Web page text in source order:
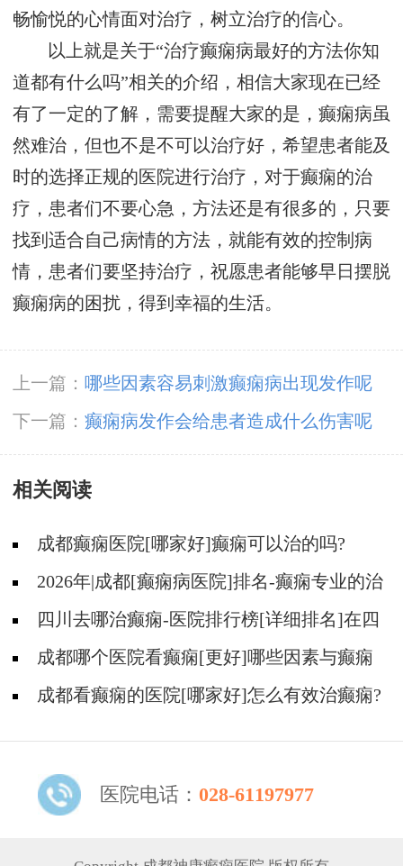
畅愉悦的心情面对治疗，树立治疗的信心。
以上就是关于“治疗癫痫病最好的方法你知
道都有什么吗”相关的介绍，相信大家现在已经
有了一定的了解，需要提醒大家的是，癫痫病虽
然难治，但也不是不可以治疗好，希望患者能及
时的选择正规的医院进行治疗，对于癫痫的治
疗，患者们不要心急，方法还是有很多的，只要
找到适合自己病情的方法，就能有效的控制病
情，患者们要坚持治疗，祝愿患者能够早日摆脱
癫痫病的困扰，得到幸福的生活。
上一篇： 哪些因素容易刺激癫痫病出现发作呢
下一篇： 癫痫病发作会给患者造成什么伤害呢
相关阅读
成都癫痫医院[哪家好]癫痫可以治的吗?
2026年|成都[癫痫病医院]排名-癫痫专业的治
疗方法都有什么?
四川去哪治癫痫-医院排行榜[详细排名]在四
川治疗癫痫病要多少钱?
成都哪个医院看癫痫[更好]哪些因素与癫痫
发作的治疗费用有关?
成都看癫痫的医院[哪家好]怎么有效治癫痫?
医院电话： 028-61197977